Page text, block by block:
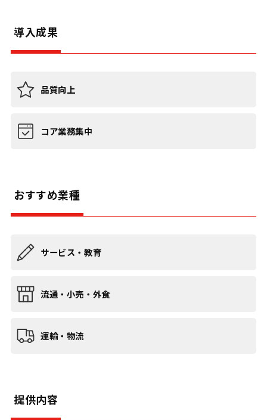
導入成果
品質向上
コア業務集中
おすすめ業種
サービス・教育
流通・小売・外食
運輸・物流
提供内容